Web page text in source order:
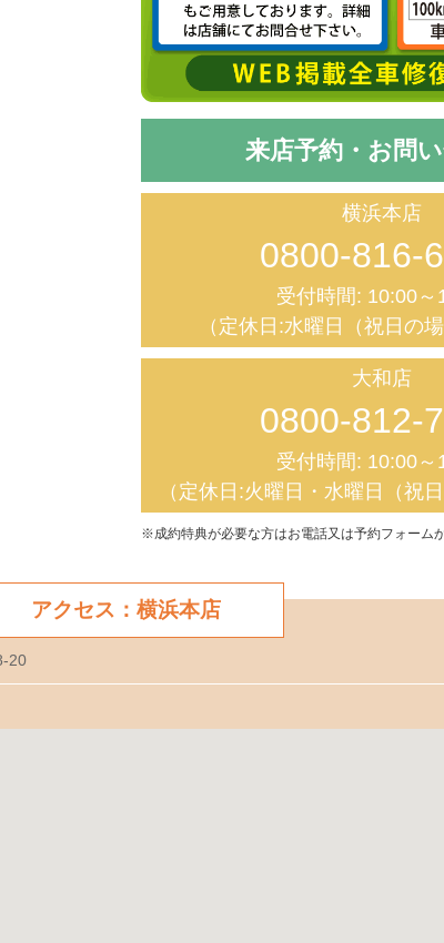
来店予約・お問
横浜本店
0800-816-
受付時間: 10:00～
（定休日:水曜日（祝日の
大和店
0800-812-
受付時間: 10:00～
（定休日:火曜日・水曜日（祝
※成約特典が必要な方はお電話又は予約フォーム
アクセス：横浜本店
20